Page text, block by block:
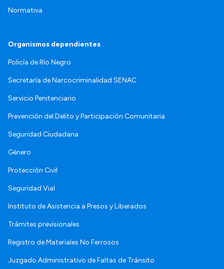
Normativa
Organismos dependientes
Policía de Río Negro
Secretaría de Narcocriminalidad SENAC
Servicio Penitenciario
Prevención del Delito y Participación Comunitaria
Seguridad Ciudadana
Género
Protección Civil
Seguridad Vial
Instituto de Asistencia a Presos y Liberados
Trámites previsionales
Registro de Materiales No Ferrosos
Juzgado Administrativo de Faltas de Tránsito